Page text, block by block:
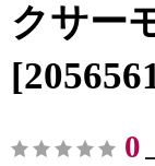
クサー
0